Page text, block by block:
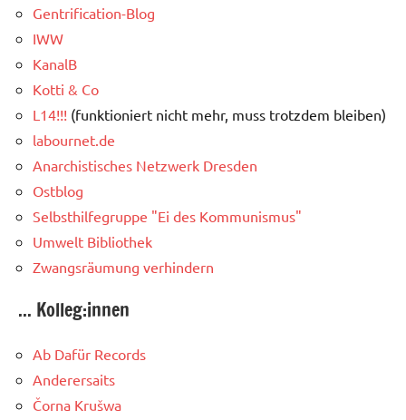
Gentrification-Blog
IWW
KanalB
Kotti & Co
L14!!! (funktioniert nicht mehr, muss trotzdem bleiben)
labournet.de
Anarchistisches Netzwerk Dresden
Ostblog
Selbsthilfegruppe "Ei des Kommunismus"
Umwelt Bibliothek
Zwangsräumung verhindern
... Kolleg:innen
Ab Dafür Records
Anderersaits
Čorna Krušwa